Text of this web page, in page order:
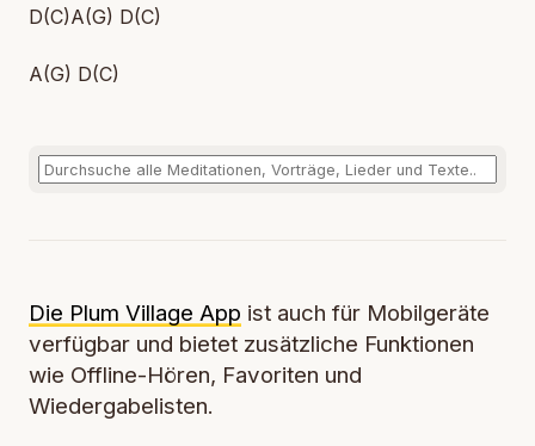
D(C)A(G) D(C)
A(G) D(C)
Die Plum Village App ist auch für Mobilgeräte
verfügbar und bietet zusätzliche Funktionen
wie Offline-Hören, Favoriten und
Wiedergabelisten.